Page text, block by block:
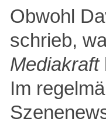
Obwohl
schrieb,
Mediakraft
Im